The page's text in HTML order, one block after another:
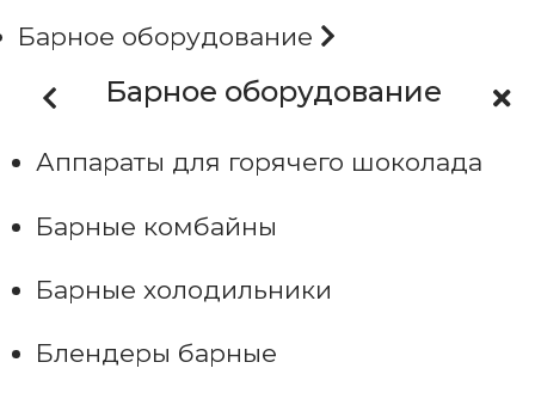
Барное оборудование
Барное оборудование
Аппараты для горячего шоколада
Барные комбайны
Барные холодильники
Блендеры барные